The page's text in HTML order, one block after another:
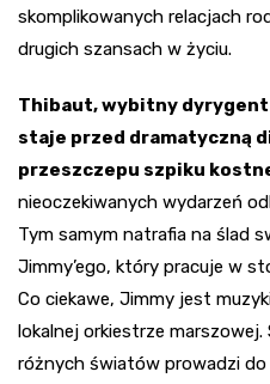
skomplikowanych relacjach
drugich szansach w życiu.
Thibaut, wybitny
staje przed dramatyczną
przeszczepu szpiku
nieoczekiwanych wydarzeń
Tym samym natrafia na ślad
Jimmy’ego, który pracuje w
Co ciekawe, Jimmy jest
lokalnej orkiestrze
różnych światów prowadzi do